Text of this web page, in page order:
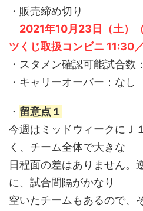
・販売締め切り
2021年10月23日（土）
ツくじ取扱コンビニ 11:30
・スタメン確認可能試合数
・キャリーオーバー：なし
・ 留意点１
今週はミッドウィークにＪ
く、チーム全体で大きな
日程面の差はありません。
に、試合間隔がかなり
空いたチームもあるので、